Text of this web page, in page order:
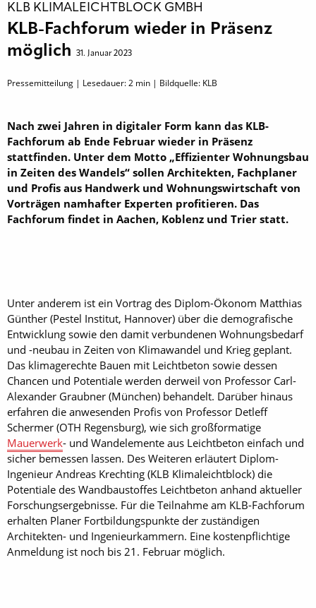
KLB KLIMALEICHTBLOCK GMBH
KLB-Fachforum wieder in Präsenz
möglich
31. Januar 2023
Pressemitteilung | Lesedauer:2 min | Bildquelle: KLB
Nach zwei Jahren in digitaler Form kann das KLB-
Fachforum ab Ende Februar wieder in Präsenz
stattfinden. Unter dem Motto „Effizienter Wohnungsbau
in Zeiten des Wandels“ sollen Architekten, Fachplaner
und Profis aus Handwerk und Wohnungswirtschaft von
Vorträgen namhafter Experten profitieren. Das
Fachforum findet in Aachen, Koblenz und Trier statt.
Unter anderem ist ein Vortrag des Diplom-Ökonom Matthias
Günther (Pestel Institut, Hannover) über die demografische
Entwicklung sowie den damit verbundenen Wohnungsbedarf
und -neubau in Zeiten von Klimawandel und Krieg geplant.
Das klimagerechte Bauen mit Leichtbeton sowie dessen
Chancen und Potentiale werden derweil von Professor Carl-
Alexander Graubner (München) behandelt. Darüber hinaus
erfahren die anwesenden Profis von Professor Detleff
Schermer (OTH Regensburg), wie sich großformatige
Mauerwerk- und Wandelemente aus Leichtbeton einfach und
sicher bemessen lassen. Des Weiteren erläutert Diplom-
Ingenieur Andreas Krechting (KLB Klimaleichtblock) die
Potentiale des Wandbaustoffes Leichtbeton anhand aktueller
Forschungsergebnisse. Für die Teilnahme am KLB-Fachforum
erhalten Planer Fortbildungspunkte der zuständigen
Architekten- und Ingenieurkammern. Eine kostenpflichtige
Anmeldung ist noch bis 21. Februar möglich.